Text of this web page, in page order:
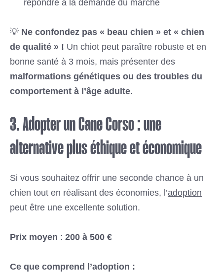
répondre à la demande du marché
💡 Ne confondez pas « beau chien » et « chien
de qualité » ! Un chiot peut paraître robuste et en
bonne santé à 3 mois, mais présenter des
malformations génétiques ou des troubles du
comportement à l’âge adulte.
3. Adopter un Cane Corso : une
alternative plus éthique et économique
Si vous souhaitez offrir une seconde chance à un
chien tout en réalisant des économies, l’adoption
peut être une excellente solution.
Prix moyen : 200 à 500 €
Ce que comprend l’adoption :